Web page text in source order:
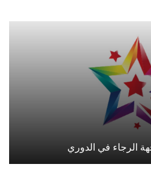
الرجاء في الدوري